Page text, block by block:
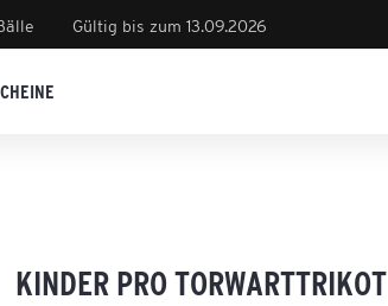
Gültig bis zum 13.09.2026
KINDER PRO TORWARTTRIKOT